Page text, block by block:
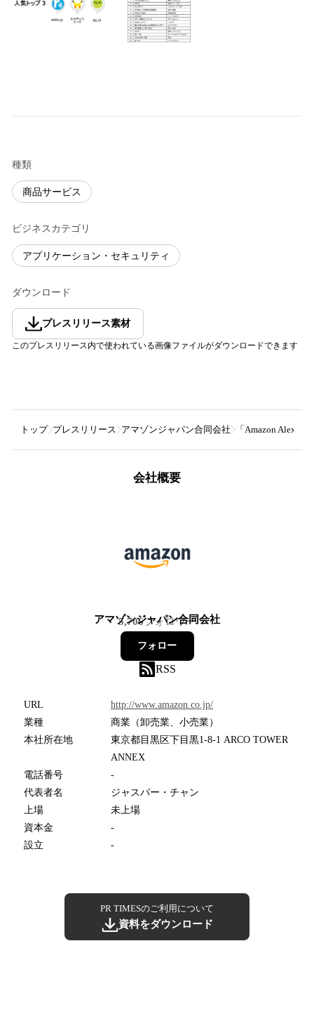
種類
商品サービス
ビジネスカテゴリ
アプリケーション・セキュリティ
ダウンロード
プレスリリース素材
このプレスリリース内で使われている画像ファイルがダウンロードできます
トップ プレスリリース アマゾンジャパン合同会社 「Amazon Alexa
会社概要
アマゾンジャパン合同会社
5,706フォロワー
フォロー
RSS
URL
http://www.amazon.co.jp/
業種
商業（卸売業、小売業）
本社所在地
東京都目黒区下目黒1-8-1 ARCO TOWER
ANNEX
電話番号
-
代表者名
ジャスパー・チャン
上場
未上場
資本金
-
設立
-
PR TIMESのご利用について
資料をダウンロード